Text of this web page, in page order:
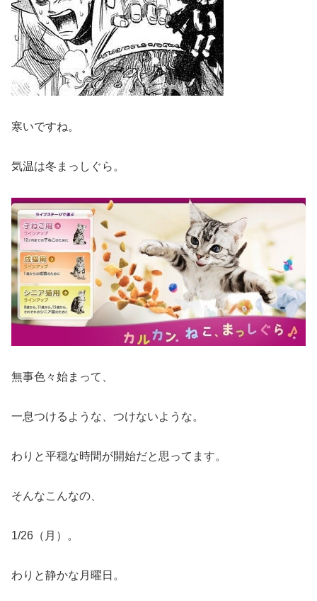
寒いですね。
気温は冬まっしぐら。
無事色々始まって、
一息つけるような、つけないような。
わりと平穏な時間が開始だと思ってます。
そんなこんなの、
1/26（月）。
わりと静かな月曜日。